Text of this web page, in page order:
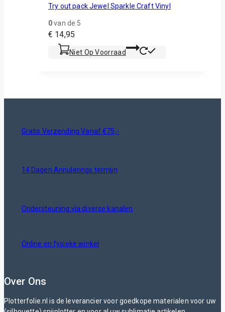
Try out pack Jewel Sparkle Craft Vinyl
0van de 5
€ 14,95
Niet Op Voorraad
Gratis Verzending Vanaf €75,-
14 Dagen Annulerings termijn
Ondersteuning via diverse kanalen
Online en fysieke winkel
Over Ons
Plotterfolie.nl is de leverancier voor goedkope materialen voor uw